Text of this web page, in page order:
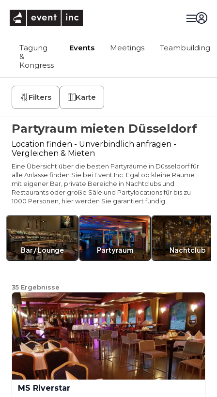
Tagung
&
Kongress
Events Meetings Teambuilding
Filters Karte
Partyraum mieten Düsseldorf
Location finden - Unverbindlich anfragen -
Vergleichen & Mieten
Eine Übersicht über die besten Partyräume in Düsseldorf für
alle Anlässe finden Sie bei Event Inc. Egal ob kleine Räume
mit eigener Bar, private Bereiche in Nachtclubs und
Restaurants oder große Säle und Partylocations für bis zu
1000 Personen, hier werden Sie garantiert fündig.
Bar / Lounge Partyraum Nachtclub
35 Ergebnisse
MS Riverstar